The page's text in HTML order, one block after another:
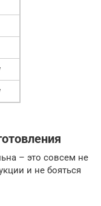
– это совсем не
и не бояться